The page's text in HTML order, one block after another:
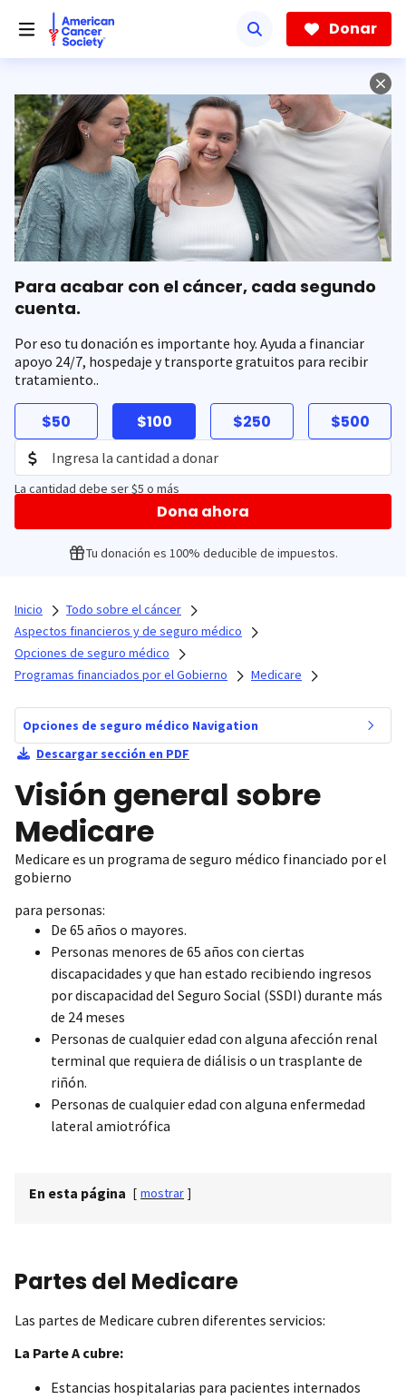
hacia
contenido
Donar
Para acabar con el cáncer, cada segundo
cuenta.
Por eso tu donación es importante hoy. Ayuda a financiar
apoyo 24/7, hospedaje y transporte gratuitos para recibir
tratamiento..
$50 $100 $250 $500
La cantidad debe ser $5 o más
Dona ahora
Tu donación es 100% deducible de impuestos.
Inicio
Todo sobre el cáncer
Aspectos financieros y de seguro médico
Opciones de seguro médico
Programas financiados por el Gobierno
Medicare
Opciones de seguro médico Navigation
Descargar sección en PDF
Visión general sobre
Medicare
Medicare es un programa de seguro médico financiado por el
gobierno
para personas:
De 65 años o mayores.
Personas menores de 65 años con ciertas
discapacidades y que han estado recibiendo ingresos
por discapacidad del Seguro Social (SSDI) durante más
de 24 meses
Personas de cualquier edad con alguna afección renal
terminal que requiera de diálisis o un trasplante de
riñón.
Personas de cualquier edad con alguna enfermedad
lateral amiotrófica
En esta página [ mostrar ]
Partes del Medicare
Las partes de Medicare cubren diferentes servicios:
La Parte A cubre:
Estancias hospitalarias para pacientes internados